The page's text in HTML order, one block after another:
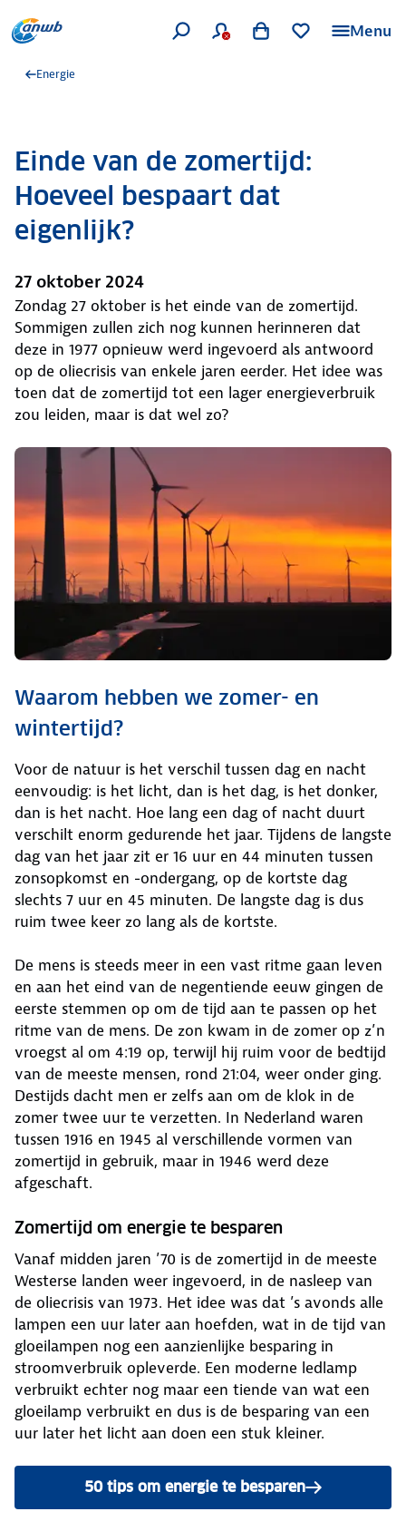
Menu
Energie
Einde van de zomertijd:
Hoeveel bespaart dat
eigenlijk?
27 oktober 2024
Zondag 27 oktober is het einde van de zomertijd.
Sommigen zullen zich nog kunnen herinneren dat
deze in 1977 opnieuw werd ingevoerd als antwoord
op de oliecrisis van enkele jaren eerder. Het idee was
toen dat de zomertijd tot een lager energieverbruik
zou leiden, maar is dat wel zo?
Waarom hebben we zomer- en
wintertijd?
Voor de natuur is het verschil tussen dag en nacht
eenvoudig: is het licht, dan is het dag, is het donker,
dan is het nacht. Hoe lang een dag of nacht duurt
verschilt enorm gedurende het jaar. Tijdens de langste
dag van het jaar zit er 16 uur en 44 minuten tussen
zonsopkomst en -ondergang, op de kortste dag
slechts 7 uur en 45 minuten. De langste dag is dus
ruim twee keer zo lang als de kortste.
De mens is steeds meer in een vast ritme gaan leven
en aan het eind van de negentiende eeuw gingen de
eerste stemmen op om de tijd aan te passen op het
ritme van de mens. De zon kwam in de zomer op z’n
vroegst al om 4:19 op, terwijl hij ruim voor de bedtijd
van de meeste mensen, rond 21:04, weer onder ging.
Destijds dacht men er zelfs aan om de klok in de
zomer twee uur te verzetten. In Nederland waren
tussen 1916 en 1945 al verschillende vormen van
zomertijd in gebruik, maar in 1946 werd deze
afgeschaft.
Zomertijd om energie te besparen
Vanaf midden jaren ’70 is de zomertijd in de meeste
Westerse landen weer ingevoerd, in de nasleep van
de oliecrisis van 1973. Het idee was dat ’s avonds alle
lampen een uur later aan hoefden, wat in de tijd van
gloeilampen nog een aanzienlijke besparing in
stroomverbruik opleverde. Een moderne ledlamp
verbruikt echter nog maar een tiende van wat een
gloeilamp verbruikt en dus is de besparing van een
uur later het licht aan doen een stuk kleiner.
50 tips om energie te besparen